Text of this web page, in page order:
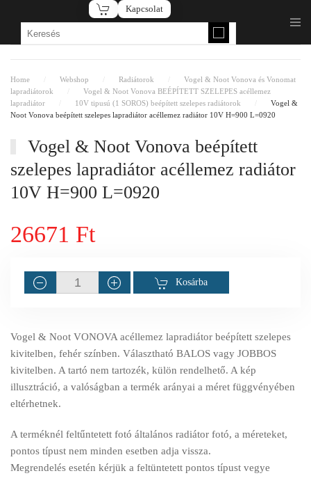
Fő tartalom átugrása
Kapcsolat
Home Webshop Radiátorok
Vogel & Noot Vonova és Vonomat
lapradiátorok
Vogel & Noot Vonova BEÉPÍTETT SZELEPES acéllemez
lapradiátor
10V tipusú (1 SOROS) beépített szelepes radiátorok
Vogel &
Noot Vonova beépített szelepes lapradiátor acéllemez radiátor 10V H=900 L=0920
Vogel & Noot Vonova beépített
szelepes lapradiátor acéllemez radiátor
10V H=900 L=0920
26671 Ft
Kosárba
Vogel & Noot VONOVA acéllemez lapradiátor beépített szelepes
kivitelben, fehér színben. Választható BALOS vagy JOBBOS
kivitelben. A tartó nem tartozék, külön rendelhető. A kép
illusztráció, a valóságban a termék arányai a méret függvényében
eltérhetnek.
A terméknél feltűntetett fotó általános radiátor fotó, a méreteket,
pontos típust nem minden esetben adja vissza.
Megrendelés esetén kérjük a feltüntetett pontos típust vegye